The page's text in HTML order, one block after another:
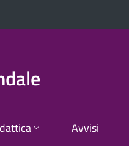
Avvisi